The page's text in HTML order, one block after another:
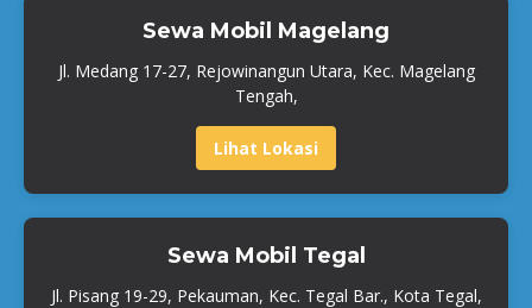
Sewa Mobil Magelang
Jl. Medang 17-27, Rejowinangun Utara, Kec. Magelang
Tengah,
Lihat Lokasi
Sewa Mobil Tegal
Jl. Pisang 19-29, Pekauman, Kec. Tegal Bar., Kota Tegal,